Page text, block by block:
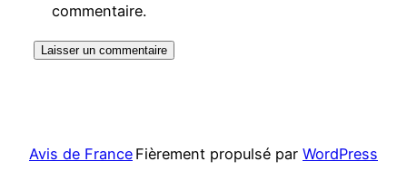
commentaire.
Avis de France Fièrement propulsé par WordPress